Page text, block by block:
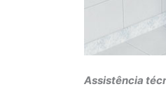
Assistência